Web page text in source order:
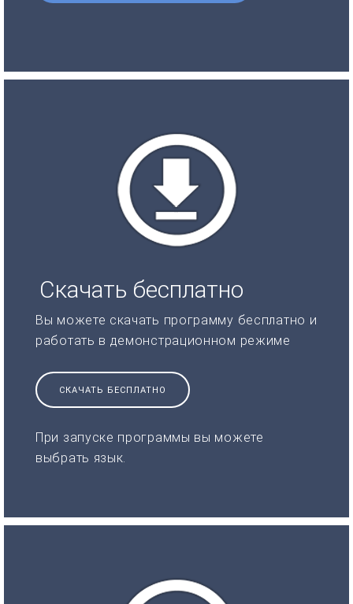
Скачать бесплатно
Вы можете скачать программу бесплатно и
работать в демонстрационном режиме
СКАЧАТЬ БЕСПЛАТНО
При запуске программы вы можете
выбрать язык.